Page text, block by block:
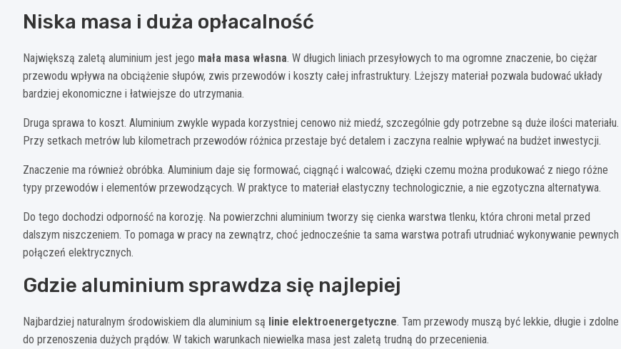
Niska masa i duża opłacalność
Największą zaletą aluminium jest jego mała masa własna. W długich liniach przesyłowych to ma ogromne znaczenie, bo ciężar
przewodu wpływa na obciążenie słupów, zwis przewodów i koszty całej infrastruktury. Lżejszy materiał pozwala budować układy
bardziej ekonomiczne i łatwiejsze do utrzymania.
Druga sprawa to koszt. Aluminium zwykle wypada korzystniej cenowo niż miedź, szczególnie gdy potrzebne są duże ilości materiału.
Przy setkach metrów lub kilometrach przewodów różnica przestaje być detalem i zaczyna realnie wpływać na budżet inwestycji.
Znaczenie ma również obróbka. Aluminium daje się formować, ciągnąć i walcować, dzięki czemu można produkować z niego różne
typy przewodów i elementów przewodzących. W praktyce to materiał elastyczny technologicznie, a nie egzotyczna alternatywa.
Do tego dochodzi odporność na korozję. Na powierzchni aluminium tworzy się cienka warstwa tlenku, która chroni metal przed
dalszym niszczeniem. To pomaga w pracy na zewnątrz, choć jednocześnie ta sama warstwa potrafi utrudniać wykonywanie pewnych
połączeń elektrycznych.
Gdzie aluminium sprawdza się najlepiej
Najbardziej naturalnym środowiskiem dla aluminium są linie elektroenergetyczne. Tam przewody muszą być lekkie, długie i zdolne
do przenoszenia dużych prądów. W takich warunkach niewielka masa jest zaletą trudną do przecenienia.